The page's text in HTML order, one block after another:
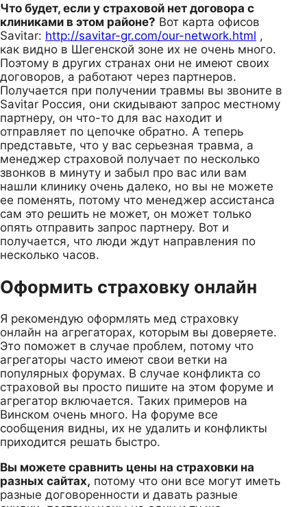
Что будет, если у страховой нет договора с
клиниками в этом районе? Вот карта офисов
Savitar: http://savitar-gr.com/our-network.html ,
как видно в Шегенской зоне их не очень много.
Поэтому в других странах они не имеют своих
договоров, а работают через партнеров.
Получается при получении травмы вы звоните в
Savitar Россия, они скидывают запрос местному
партнеру, он что-то для вас находит и
отправляет по цепочке обратно. А теперь
представьте, что у вас серьезная травма, а
менеджер страховой получает по несколько
звонков в минуту и забыл про вас или вам
нашли клинику очень далеко, но вы не можете
ее поменять, потому что менеджер ассистанса
сам это решить не может, он может только
опять отправить запрос партнеру. Вот и
получается, что люди ждут направления по
несколько часов.
Оформить страховку онлайн
Я рекомендую оформлять мед страховку
онлайн на агрегаторах, которым вы доверяете.
Это поможет в случае проблем, потому что
агрегаторы часто имеют свои ветки на
популярных форумах. В случае конфликта со
страховой вы просто пишите на этом форуме и
агрегатор включается. Таких примеров на
Винском очень много. На форуме все
сообщения видны, их не удалить и конфликты
приходится решать быстро.
Вы можете сравнить цены на страховки на
разных сайтах, потому что они все могут иметь
разные договоренности и давать разные